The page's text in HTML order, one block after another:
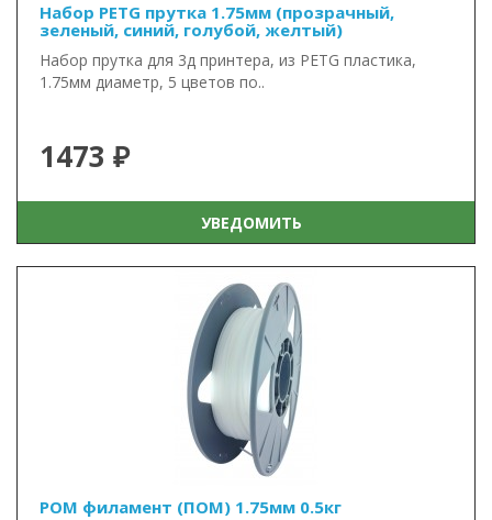
Набор PETG прутка 1.75мм (прозрачный,
зеленый, синий, голубой, желтый)
Набор прутка для 3д принтера, из PETG пластика,
1.75мм диаметр, 5 цветов по..
1473 ₽
УВЕДОМИТЬ
POM филамент (ПОМ) 1.75мм 0.5кг